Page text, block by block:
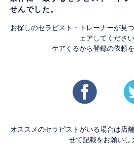
せんでした。
お探しのセラピスト・トレーナーが見
ェアしてください
ケアくるから登録の依頼を
オススメのセラピストがいる場合は店
せて記載をお願いし